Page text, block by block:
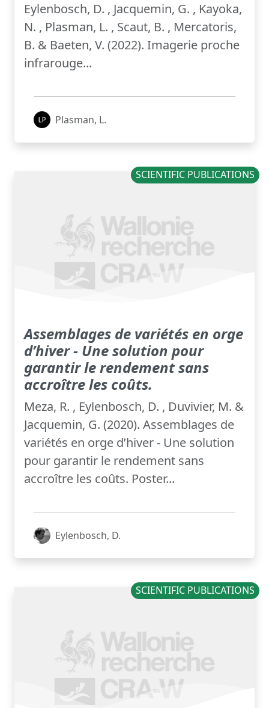
Eylenbosch, D. , Jacquemin, G. , Kayoka,
N. , Plasman, L. , Scaut, B. , Mercatoris,
B. & Baeten, V. (2022). Imagerie proche
infrarouge...
Plasman, L.
SCIENTIFIC PUBLICATIONS
Assemblages de variétés en orge
d’hiver - Une solution pour
garantir le rendement sans
accroître les coûts.
Meza, R. , Eylenbosch, D. , Duvivier, M. &
Jacquemin, G. (2020). Assemblages de
variétés en orge d’hiver - Une solution
pour garantir le rendement sans
accroître les coûts. Poster...
Eylenbosch, D.
SCIENTIFIC PUBLICATIONS